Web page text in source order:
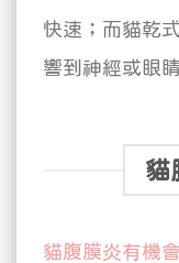
快速；而貓乾
響到神經或眼
貓
貓腹膜炎有機